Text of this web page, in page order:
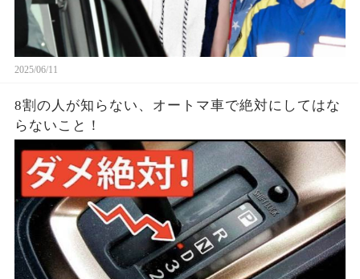
2025/06/11
8割の人が知らない、オートマ車で絶対にしてはな
らないこと！